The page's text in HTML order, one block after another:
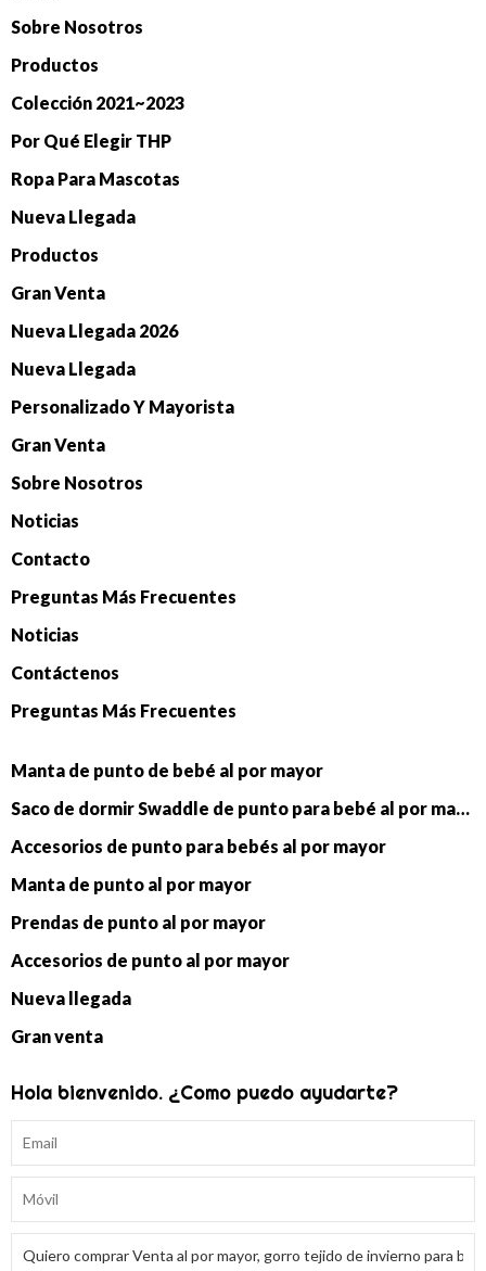
Sobre Nosotros
Productos
Colección 2021~2023
Por Qué Elegir THP
Ropa Para Mascotas
Nueva Llegada
Productos
Gran Venta
Nueva Llegada 2026
Nueva Llegada
Personalizado Y Mayorista
Gran Venta
Sobre Nosotros
Noticias
Contacto
Preguntas Más Frecuentes
Noticias
Contáctenos
Preguntas Más Frecuentes
Manta de punto de bebé al por mayor
Saco de dormir Swaddle de punto para bebé al por mayor
Accesorios de punto para bebés al por mayor
Manta de punto al por mayor
Prendas de punto al por mayor
Accesorios de punto al por mayor
Nueva llegada
Gran venta
Hola bienvenido. ¿Como puedo ayudarte?